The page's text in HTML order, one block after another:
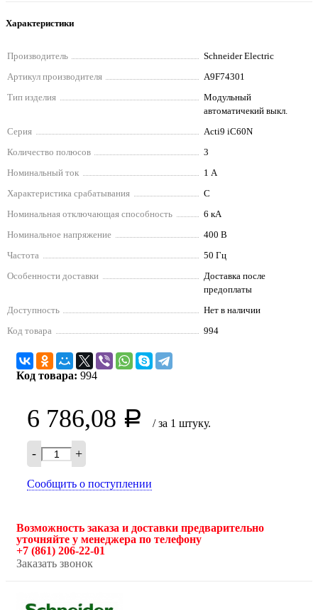
Характеристики
Производитель
Schneider Electriс
Артикул производителя
A9F74301
Тип изделия
Модульный
автоматичекий выкл.
Серия
Acti9 iC60N
Количество полюсов
3
Номинальный ток
1 А
Характеристика срабатывания
C
Номинальная отключающая способность
6 кА
Номинальное напряжение
400 В
Частота
50 Гц
Особенности доставки
Доставка после
предоплаты
Доступность
Нет в наличии
Код товара
994
Код товара: 994
6 786,08 Р / за 1 штуку.
- +
Сообщить о поступлении
Возможность заказа и доставки предварительно
уточняйте у менеджера по телефону
+7 (861) 206-22-01
Заказать звонок